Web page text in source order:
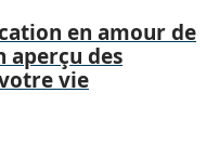
en amour de
aperçu des
vie